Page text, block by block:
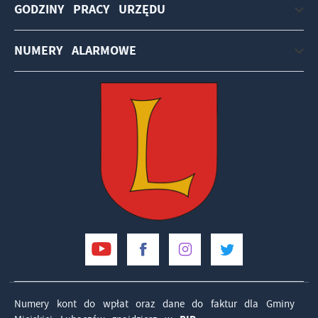
GODZINY PRACY URZĘDU
NUMERY ALARMOWE
Numery kont do wpłat oraz dane do faktur dla Gminy